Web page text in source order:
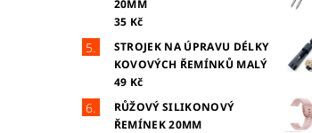
20MM
35 Kč
STROJEK NA ÚPRAVU DÉLKY
KOVOVÝCH ŘEMÍNKŮ MALÝ
49 Kč
RŮŽOVÝ SILIKONOVÝ
ŘEMÍNEK 20MM